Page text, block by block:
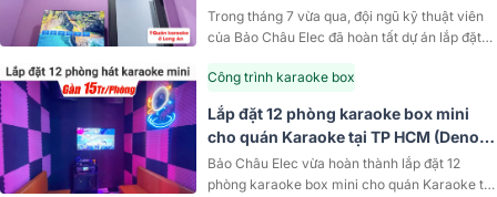
DP-C10, Bksound DKA 5500)
Trong tháng 7 vừa qua, đội ngũ kỹ thuật viên
của Bảo Châu Elec đã hoàn tất dự án lắp đặt
Công trình karaoke box
Lắp đặt 12 phòng karaoke box mini
cho quán Karaoke tại TP HCM (Denon
DP-C10. Bksound DKA 5500)
Bảo Châu Elec vừa hoàn thành lắp đặt 12
phòng karaoke box mini cho quán Karaoke tại